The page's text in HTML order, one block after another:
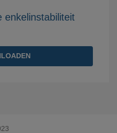
enkelinstabiliteit